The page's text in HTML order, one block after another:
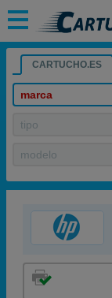
CARTUCHO.ES
marca
tipo
modelo